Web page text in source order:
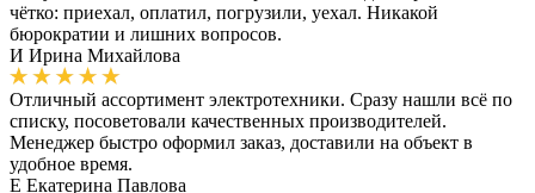
чётко: приехал, оплатил, погрузили, уехал. Никакой
бюрократии и лишних вопросов.
И Ирина Михайлова
Отличный ассортимент электротехники. Сразу нашли всё по
списку, посоветовали качественных производителей.
Менеджер быстро оформил заказ, доставили на объект в
удобное время.
Е Екатерина Павлова